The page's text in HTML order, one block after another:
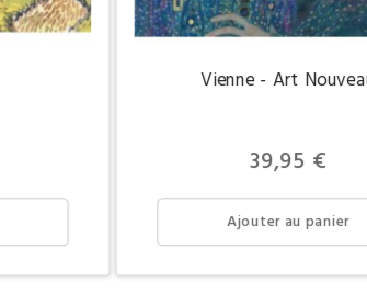
Vienne - Art
Prix
39,95 €
Ajouter au panier